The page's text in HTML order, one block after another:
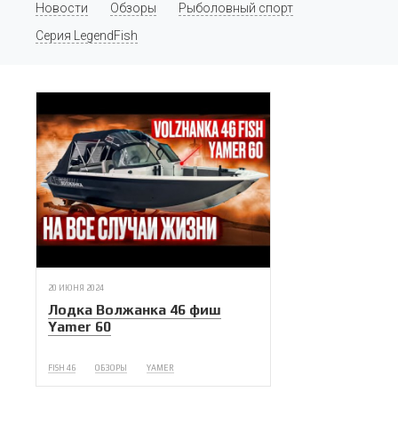
Новости
Обзоры
Рыболовный спорт
Серия LegendFish
20 ИЮНЯ 2024
Лодка Волжанка 46 фиш
Yamer 60
FISH 46 ОБЗОРЫ YAMER